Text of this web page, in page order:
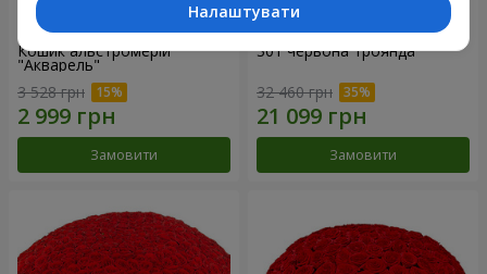
Кошик альстромерій
"Акварель"
3 528 грн
Замовити
301 червона троянда
32 460 грн
Замовити
Налаштувати